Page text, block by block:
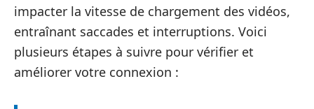
impacter la vitesse de chargement des vidéos,
entraînant saccades et interruptions. Voici
plusieurs étapes à suivre pour vérifier et
améliorer votre connexion :